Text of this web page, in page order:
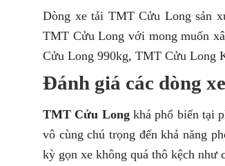
Dòng xe tải TMT Cửu Long sản
TMT Cửu Long với mong muốn
Cửu Long 990kg, TMT Cửu Long
Đánh giá các dòng
TMT Cửu Longkhá phổ biến tại
vô cùng chú trọng đến khả năng
kỳ gọn xe không quá thô kệch như